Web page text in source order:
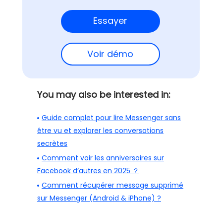
Essayer
Voir démo
You may also be interested in:
Guide complet pour lire Messenger sans
être vu et explorer les conversations
secrètes
Comment voir les anniversaires sur
Facebook d’autres en 2025 ？
Comment récupérer message supprimé
sur Messenger (Android & iPhone) ?